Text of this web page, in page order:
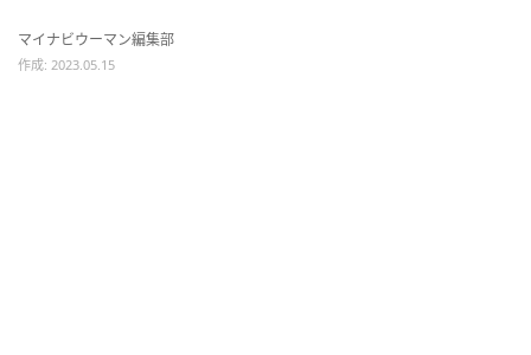
マイナビウーマン編集部
作成: 2023.05.15